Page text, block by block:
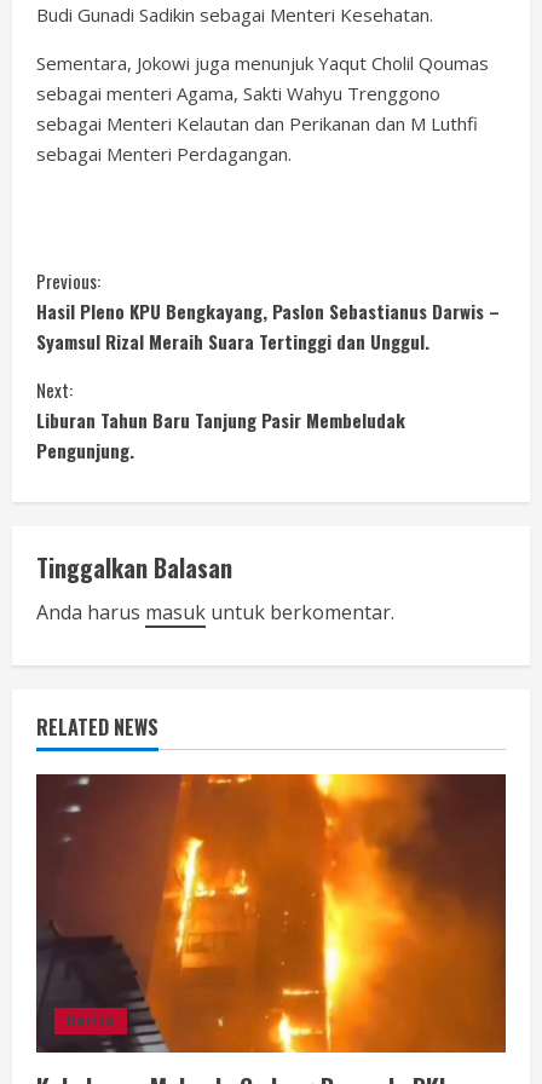
Budi Gunadi Sadikin sebagai Menteri Kesehatan.
Sementara, Jokowi juga menunjuk Yaqut Cholil Qoumas
sebagai menteri Agama, Sakti Wahyu Trenggono
sebagai Menteri Kelautan dan Perikanan dan M Luthfi
sebagai Menteri Perdagangan.
C
o
n
t
i
n
u
e
n
g
Previous:
Hasil Pleno KPU Bengkayang, Paslon Sebastianus Darwis –
Syamsul Rizal Meraih Suara Tertinggi dan Unggul.
Next:
Liburan Tahun Baru Tanjung Pasir Membeludak
Pengunjung.
Tinggalkan Balasan
Anda harus masuk untuk berkomentar.
RELATED NEWS
Berita